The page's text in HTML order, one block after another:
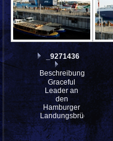
_9271436
Beschreibung:
Graceful
Leader an
den
Hamburger
Landungsbrücken